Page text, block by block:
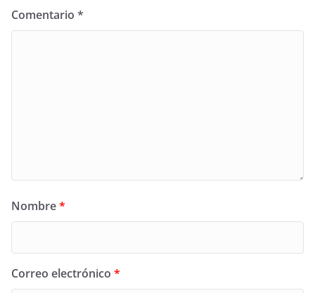
Comentario *
Nombre*
Correo electrónico *